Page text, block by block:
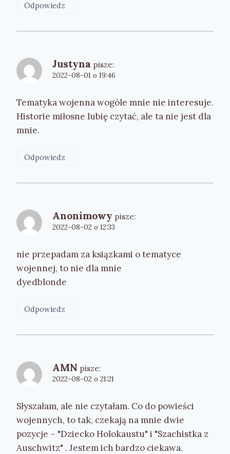
Odpowiedz
Justyna pisze:
2022-08-01 o 19:46
Tematyka wojenna wogóle mnie nie interesuje.
Historie miłosne lubię czytać, ale ta nie jest dla
mnie.
Odpowiedz
Anonimowy pisze:
2022-08-02 o 12:33
nie przepadam za ksiązkami o tematyce
wojennej, to nie dla mnie
dyedblonde
Odpowiedz
AMN pisze:
2022-08-02 o 21:21
Słyszałam, ale nie czytałam. Co do powieści
wojennych, to tak, czekają na mnie dwie
pozycje – "Dziecko Holokaustu" i "Szachistka z
Auschwitz" . Jestem ich bardzo ciekawa.